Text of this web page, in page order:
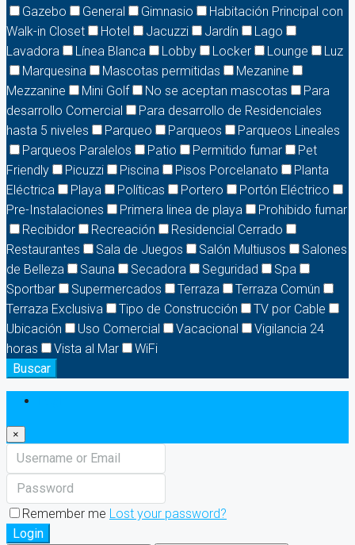
Gazebo
General Gimnasio
Habitación Principal con
Walk-in Closet
Hotel Jacuzzi Jardín
Lago
Lavadora
Línea Blanca Lobby Locker Lounge
Luz
Marquesina
Mascotas permitidas
Mezanine
Mezzanine
Mini Golf No se aceptan mascotas
Para
desarrollo Comercial
Para desarrollo de Residenciales
hasta 5 niveles
Parqueo Parqueos
Parqueos Lineales
Parqueos Paralelos
Patio Permitido fumar
Pet
Friendly
Picuzzi Piscina Pisos Porcelanato
Planta
Eléctrica
Playa Políticas Portero
Portón Eléctrico
Pre-Instalaciones
Primera linea de playa
Prohibido fumar
Recibidor
Recreación
Residencial Cerrado
Restaurantes
Sala de Juegos Salón Multiusos
Salones
de Belleza
Sauna Secadora Seguridad
Spa
Sportbar
Supermercados Terraza
Terraza Común
Terraza Exclusiva
Tipo de Construcción
TV por Cable
Ubicación
Uso Comercial Vacacional
Vigilancia 24
horas
Vista al Mar
WiFi
Buscar
×
Remember me Lost your password?
Login